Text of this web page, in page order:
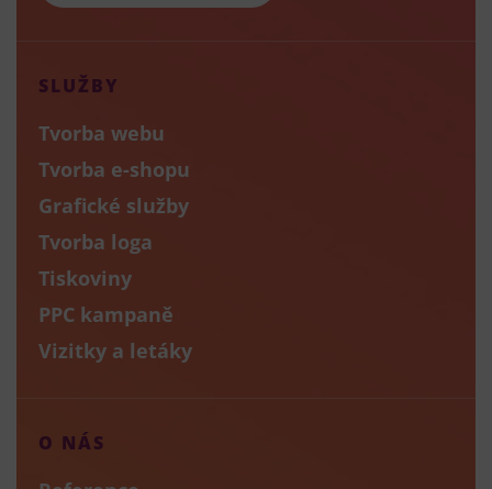
SLUŽBY
Tvorba webu
Tvorba e-shopu
Grafické služby
Tvorba loga
Tiskoviny
PPC kampaně
Vizitky a letáky
O NÁS